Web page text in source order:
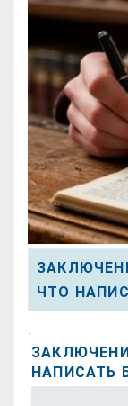
ЧТО
.
НАПИСАТЬ